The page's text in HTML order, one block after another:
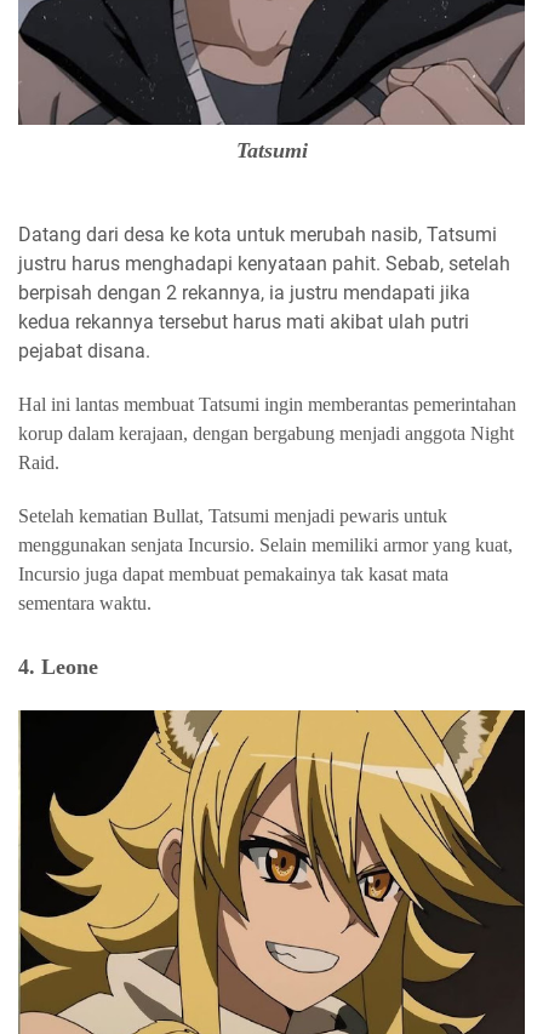
Tatsumi
Datang dari desa ke kota untuk merubah nasib, Tatsumi
justru harus menghadapi kenyataan pahit. Sebab, setelah
berpisah dengan 2 rekannya, ia justru mendapati jika
kedua rekannya tersebut harus mati akibat ulah putri
pejabat disana.
Hal ini lantas membuat Tatsumi ingin memberantas pemerintahan
korup dalam kerajaan, dengan bergabung menjadi anggota Night
Raid.
Setelah kematian Bullat, Tatsumi menjadi pewaris untuk
menggunakan senjata Incursio. Selain memiliki armor yang kuat,
Incursio juga dapat membuat pemakainya tak kasat mata
sementara waktu.
4. Leone